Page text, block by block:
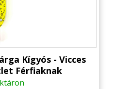
Kígyós - Vicces
Férfiaknak